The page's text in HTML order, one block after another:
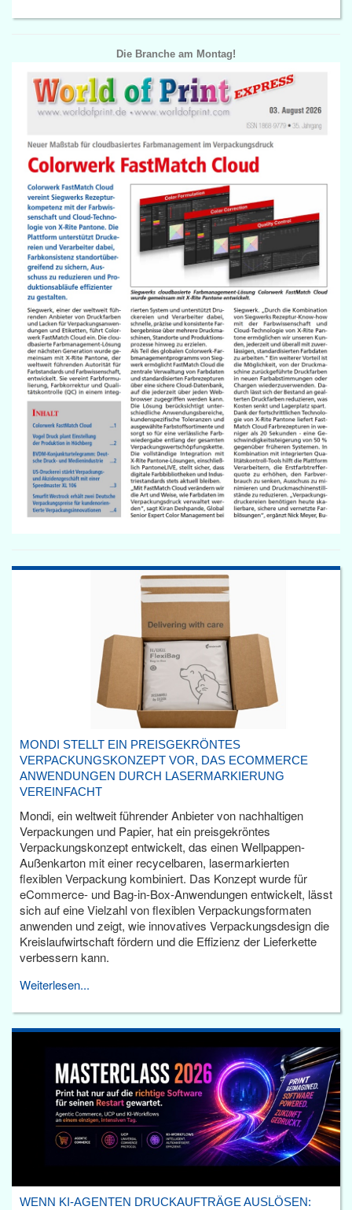
Die Branche am Montag!
MONDI STELLT EIN PREISGEKRÖNTES
VERPACKUNGSKONZEPT VOR, DAS ECOMMERCE
ANWENDUNGEN DURCH LASERMARKIERUNG
VEREINFACHT
Mondi, ein weltweit führender Anbieter von nachhaltigen
Verpackungen und Papier, hat ein preisgekröntes
Verpackungskonzept entwickelt, das einen Wellpappen-
Außenkarton mit einer recycelbaren, lasermarkierten
flexiblen Verpackung kombiniert. Das Konzept wurde für
eCommerce- und Bag-in-Box-Anwendungen entwickelt, lässt
sich auf eine Vielzahl von flexiblen Verpackungsformaten
anwenden und zeigt, wie innovatives Verpackungsdesign die
Kreislaufwirtschaft fördern und die Effizienz der Lieferkette
verbessern kann.
Weiterlesen...
WENN KI-AGENTEN DRUCKAUFTRÄGE AUSLÖSEN: